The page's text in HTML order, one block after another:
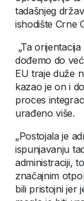
tadašnjeg
ishodište Crne
„Ta
dođemo do
EU traje duže
kazao je on i
proces
urađeno više.
„Postojala je
ispunjavanju
administraciji,
značajnim
bili pristojni jer